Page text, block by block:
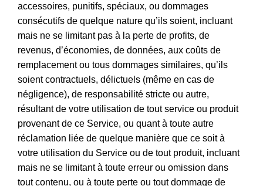
accessoires, punitifs, spéciaux, ou dommages
consécutifs de quelque nature qu’ils soient, incluant
mais ne se limitant pas à la perte de profits, de
revenus, d’économies, de données, aux coûts de
remplacement ou tous dommages similaires, qu’ils
soient contractuels, délictuels (même en cas de
négligence), de responsabilité stricte ou autre,
résultant de votre utilisation de tout service ou produit
provenant de ce Service, ou quant à toute autre
réclamation liée de quelque manière que ce soit à
votre utilisation du Service ou de tout produit, incluant
mais ne se limitant à toute erreur ou omission dans
tout contenu, ou à toute perte ou tout dommage de